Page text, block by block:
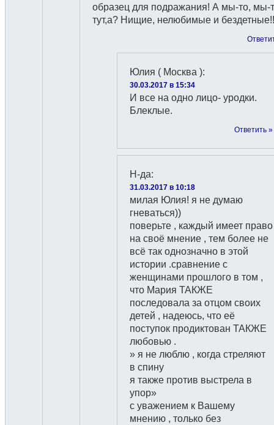
образец для подражания! А мы-то, мы-
тут,а? Нищие, нелюбимые и
Юлия ( Москва ):
30.03.2017 в 15:34
И все на одно лицо- уродки.
Блеклые.
Ответить »
Н-да:
31.03.2017 в 10:18
милая Юлия! я не думаю
гневаться))
поверьте , каждый имеет право
на своё мнение , тем более не
всё так однозначно в этой
истории .сравнение с
женщинами прошлого в том ,
что Мария ТАКЖЕ
последовала за отцом своих
детей , надеюсь, что её
поступок продиктован ТАКЖЕ
любовью .
» я не люблю , когда стреляют
в спину
я также против выстрела в
упор»
с уважением к Вашему
мнению , только без